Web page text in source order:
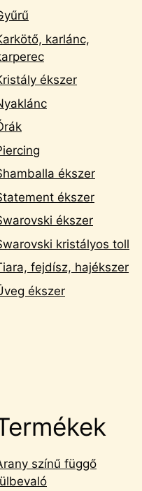
karlánc,
ékszer
ékszer
ékszer
ékszer
kristályos toll
fejdísz, hajékszer
ékszer
színű függő